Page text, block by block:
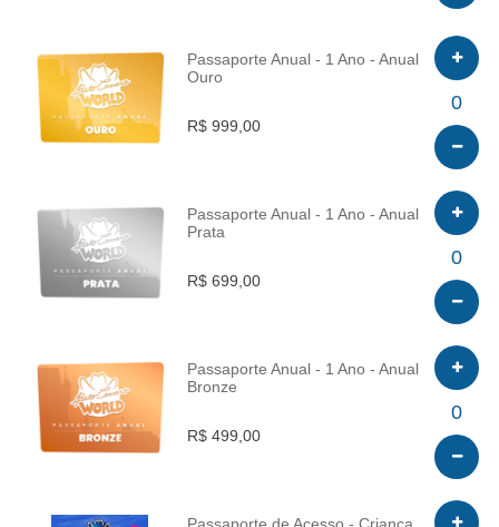
INFO
Passaporte Anual - 1 Ano - Anual
Ouro
R$ 999,00
0
INFO
Passaporte Anual - 1 Ano - Anual
Prata
R$ 699,00
0
INFO
Passaporte Anual - 1 Ano - Anual
Bronze
R$ 499,00
0